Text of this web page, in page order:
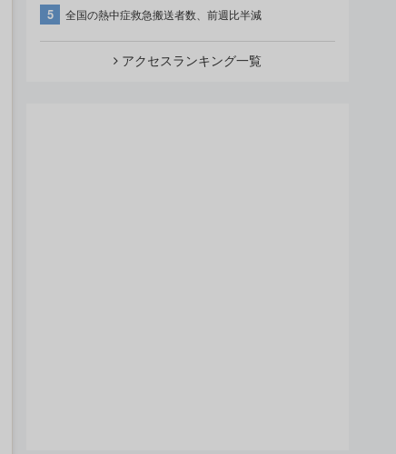
5 全国の熱中症救急搬送者数、前週比半減
アクセスランキング一覧